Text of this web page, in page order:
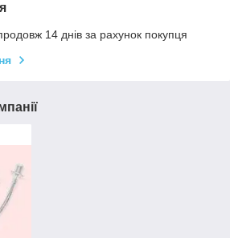
14 днів за рахунок покупця